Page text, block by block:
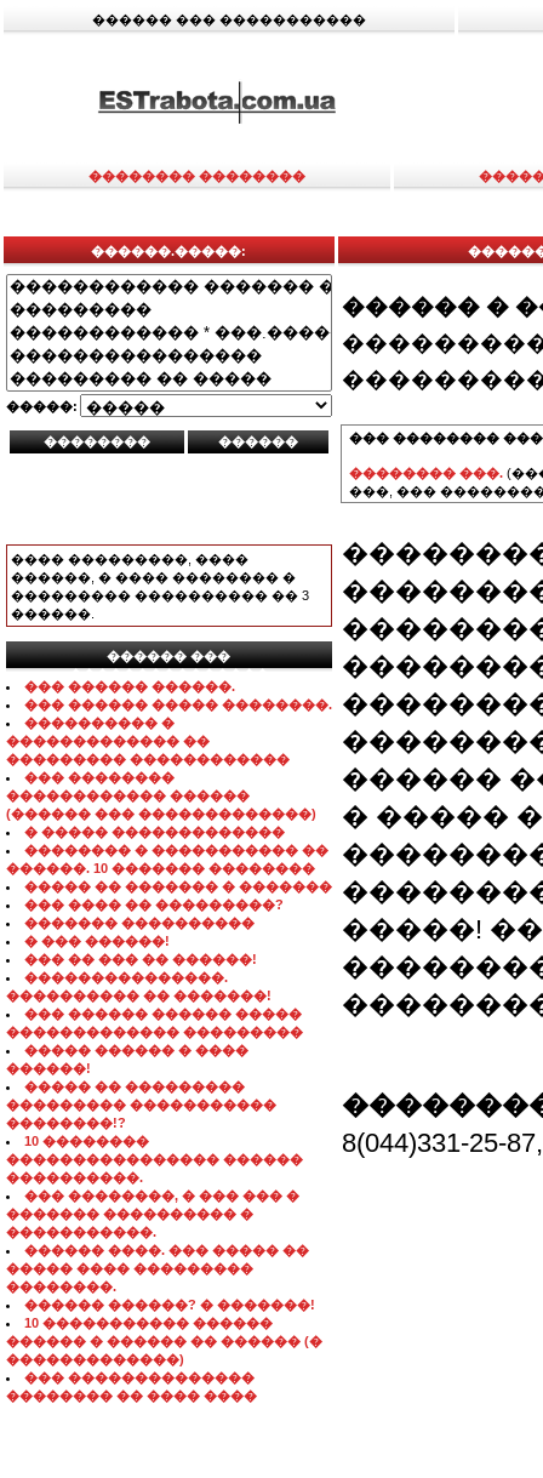
������ ��� �����������
�������� ��������
������.�����:
�����:
���� ���������, ����
������, � ���� �������� �
��������� ���������� �� 3
������.
������ ���
���������������
��� ������ ������.
��� ������ ����� ��������.
���������� �
������������� ��
��������� ������������
��� ��������
������������ ������
(������ ��� �������������)
� ����� �������������
�������� � ����������� ��
������. 10 ������� ��������
����� �� ������� � �������
��� ���� �� ���������?
������� ����������
� ��� ������!
��� �� ��� �� ������!
���������������.
���������� �� �������!
��� ������ ������ �����
������������� ���������
����� ������ � ����
������!
����� �� ���������
��������� �����������
��������!?
10 ��������
���������������� ������
����������.
��� ��������, � ��� ��� �
������� ���������� �
�����������.
������ ����. ��� ����� ��
����� ���� ���������
��������.
������ ������? � �������!
10 ����������� ������
������ � ������ �� ������ (�
�������������)
��� ��������������
�������� �� ���� ����
������ �
��� ��������
�������� ���.
���, ���
������
� �����
�����!
8(044)331-